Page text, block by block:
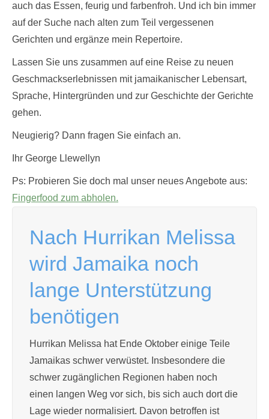
auch das Essen, feurig und farbenfroh. Und ich bin immer
auf der Suche nach alten zum Teil vergessenen
Gerichten und ergänze mein Repertoire.
Lassen Sie uns zusammen auf eine Reise zu neuen
Geschmackserlebnissen mit jamaikanischer Lebensart,
Sprache, Hintergründen und zur Geschichte der Gerichte
gehen.
Neugierig? Dann fragen Sie einfach an.
Ihr George Llewellyn
Ps: Probieren Sie doch mal unser neues Angebote aus:
Fingerfood zum abholen.
Nach Hurrikan Melissa
wird Jamaika noch
lange Unterstützung
benötigen
Hurrikan Melissa hat Ende Oktober einige Teile
Jamaikas schwer verwüstet. Insbesondere die
schwer zugänglichen Regionen haben noch
einen langen Weg vor sich, bis sich auch dort die
Lage wieder normalisiert. Davon betroffen ist